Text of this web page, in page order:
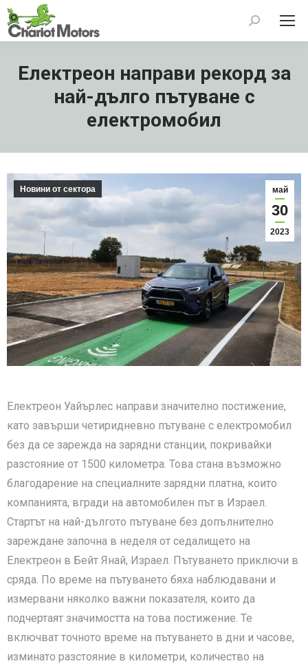
Search:
Електреон направи рекорд за
най-дълго пътуване с
електромобил
май
30
2023
Новини от сектора
Електреон Уайърлес направи значително постижение,
като завърши четиридневно пътуване с електромобил
без да се зарежда на зарядни станции, покривайки
разстояние от 1500 километра. Това стана възможно
благодарение на специалните зарядни платна, които
компанията, вгради на автомобилен път в Израел.
Стартът на най-дългото пътуване без допълнително
зареждане започна в неделя от седалището на
Електреон в Бейт Янай, Израел. Пътуването приключи в
сряда. По време на пътуването бяха наблюдавани и
измервани няколко важни показателя, които да
подчертаят значимостта на това постижение. Те
включват точното време на пътуването в дни и часове,
изминато разстояние в километри, количество на